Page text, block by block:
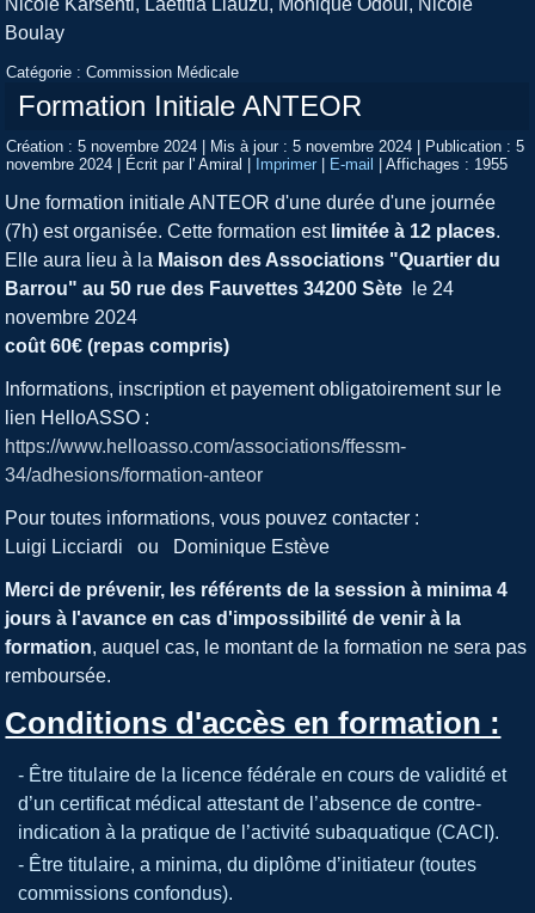
Boulay
Catégorie :Commission Médicale
Formation Initiale ANTEOR
Création : 5 novembre 2024 | Mis à jour : 5 novembre 2024 | Publication : 5
novembre 2024 | Écrit par l' Amiral | Imprimer | E-mail |Affichages : 1955
Une formation initiale ANTEOR d'une durée d'une journée
(7h) est organisée. Cette formation est limitée à 12 places.
Elle aura lieu à la Maison des Associations "Quartier du
Barrou" au 50 rue des Fauvettes 34200 Sète
le 24
novembre 2024
coût 60€ (repas compris)
Informations, inscription et payement obligatoirement sur le
lien HelloASSO :
https://www.helloasso.com/associations/ffessm-
34/adhesions/formation-anteor
Pour toutes informations, vous pouvez contacter :
Luigi Licciardi ou Dominique Estève
Merci de prévenir, les référents de la session à minima 4
jours à l'avance en cas d'impossibilité de venir à la
formation, auquel cas, le montant de la formation ne sera pas
remboursée.
Conditions d'accès en formation :
- Être titulaire de la licence fédérale en cours de validité et
d’un certificat médical attestant de l’absence de contre-
indication à la pratique de l’activité subaquatique (CACI).
- Être titulaire, a minima, du diplôme d’initiateur (toutes
commissions confondus).